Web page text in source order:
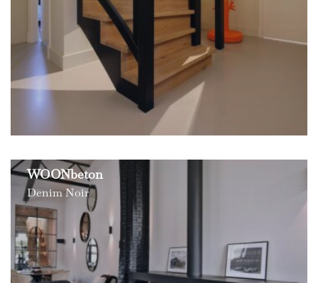
WOONbeton
Denim Noir